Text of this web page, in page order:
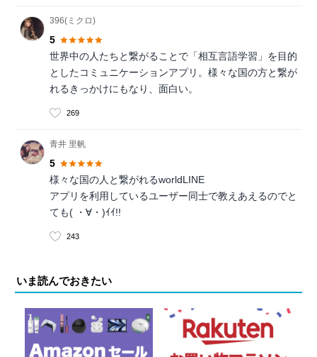
396(ミクロ)
5
世界中の人たちと繋がることで「相互言語学習」を目的
としたコミュニケーションアプリ。様々な国の方と繋が
れるきっかけにもなり、面白い。
269
青井 里帆
5
様々な国の人と繋がれるworldLINE
アプリを利用しているユーザー同士で教えあえるのでと
ても( ・∀・)ｲｲ!!
243
いま読んでおきたい